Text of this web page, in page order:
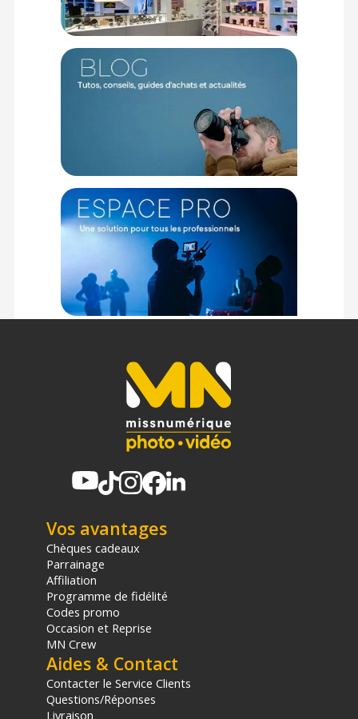
Code EAN Tiffen filtre Glimmerglass 1 82mm - Filtre photo -
Achat et prix :49383063585
Garantie 2 ans
(1) Offre valable jusqu'au 31 Décembre 2030 à partir de 49 euros
d'achat, sur la base d'une expédition Chronopost 24H vers un point
sur les produits de moins de 1m et moins de 20Kg.
(3) Nombre de points Fidélité estimés, hors remises au panier, basé
sur le prix TTC en €, les points seront effectivement calculés dans le
Vos avantages
Chèques cadeaux
Parrainage
Affiliation
Programme de fidélité
Codes promo
Occasion et Reprise
MN Crew
Aides & Contact
Contacter le Service Clients
Questions/Réponses
Livraison